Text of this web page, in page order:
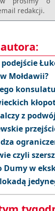
redakcji.
Mołdawii?
z
czyli
Dumy w